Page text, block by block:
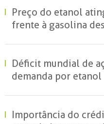
Preço do etanol
frente à gasolina
Déficit mundial de
demanda por
Importância do